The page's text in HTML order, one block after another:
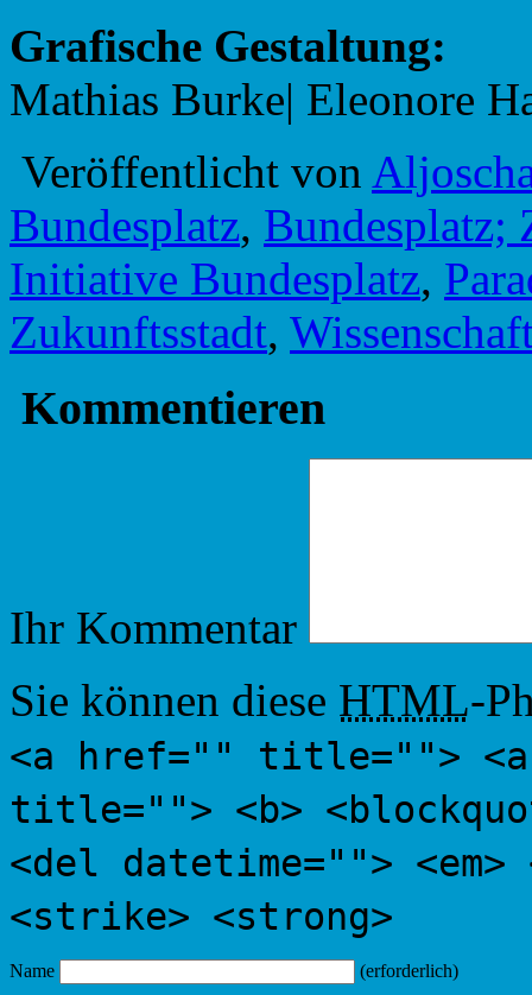
Grafische Gestaltung:
Mathias Burke| Eleonore
Veröffentlicht von
Bundesplatz, Bundesplatz;
Initiative Bundesplatz,
Zukunftsstadt,
Kommentieren
Ihr Kommentar
Sie können diese HTML-
<a href="" title="">
title=""> <b>
<del datetime="">
<strike> <strong>
Name (erforderlich)